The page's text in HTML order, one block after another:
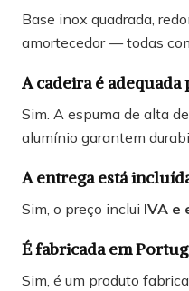
Base inox quadrada,
amortecedor — todas
A cadeira é
Sim. A espuma de alta
alumínio garantem
A entrega está
Sim, o preço inclui IVA e
É fabricada em
Sim, é um produto